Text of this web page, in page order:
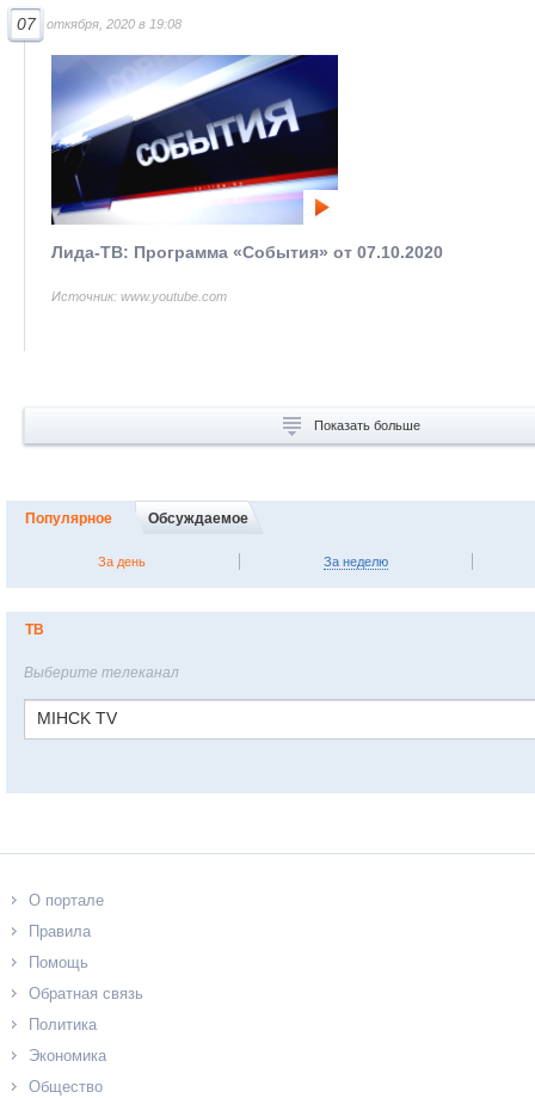
07 откября, 2020 в 19:08
Лида-ТВ: Программа «События» от 07.10.2020
Источник: www.youtube.com
Показать больше
Популярное Обсуждаемое
За день За неделю
ТВ
Выберите телеканал
MIHCK TV
О портале
Правила
Помощь
Обратная связь
Политика
Экономика
Общество